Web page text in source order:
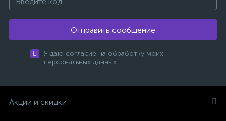
Отправить сообщение
Я даю согласие на обработку моих
персональных данных
Акции и скидки